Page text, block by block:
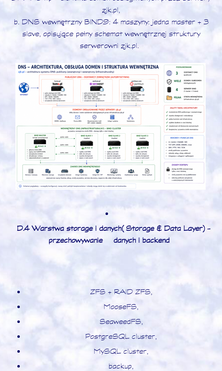
zjk.pl,
b. DNS wewnętrzny BIND9: 4 maszyny: jedna master + 3
slave, opisujące pełny schemat wewnętrznej struktury
serwerowni zjk.pl.
D.4 Warstwa storage i danych (Storage & Data Layer) -
przechowywanie
danych i backend
ZFS + RAID ZFS,
MooseFS,
SeaweedFS,
PostgreSQL cluster,
MySQL cluster,
backup,